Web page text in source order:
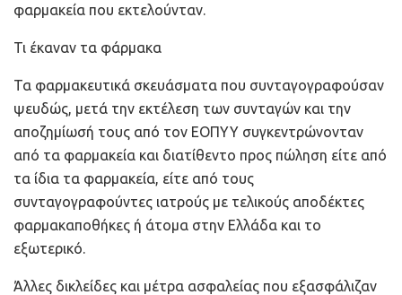
φαρμακεία που εκτελούνταν.
Τι έκαναν τα φάρμακα
Τα φαρμακευτικά σκευάσματα που συνταγογραφούσαν
ψευδώς, μετά την εκτέλεση των συνταγών και την
αποζημίωσή τους από τον ΕΟΠΥΥ συγκεντρώνονταν
από τα φαρμακεία και διατίθεντο προς πώληση είτε από
τα ίδια τα φαρμακεία, είτε από τους
συνταγογραφούντες ιατρούς με τελικούς αποδέκτες
φαρμακαποθήκες ή άτομα στην Ελλάδα και το
εξωτερικό.
Άλλες δικλείδες και μέτρα ασφαλείας που εξασφάλιζαν